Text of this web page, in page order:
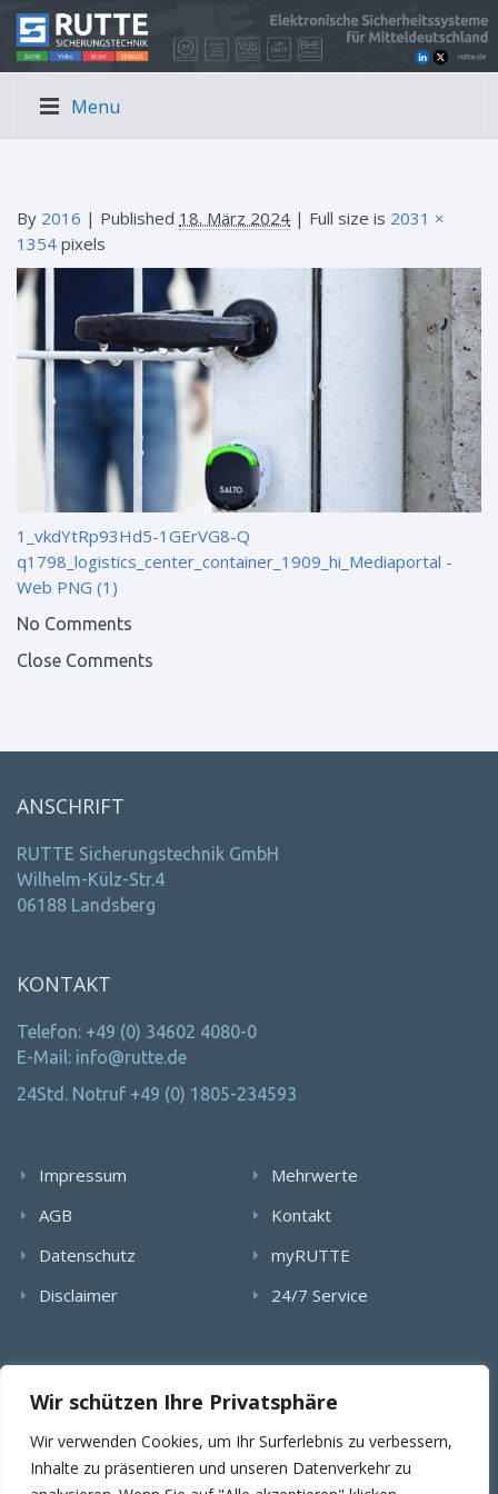
Wir schützen Ihre Privatsphäre
Wir verwenden Cookies, um Ihr Surferlebnis zu verbessern,
Inhalte zu präsentieren und unseren Datenverkehr zu
Menu
By 2016 | Published 18. März 2024 | Full size is 2031 ×
1354 pixels
1_vkdYtRp93Hd5-1GErVG8-Q
q1798_logistics_center_container_1909_hi_Mediaportal -
Web PNG (1)
No Comments
Close Comments
ANSCHRIFT
RUTTE Sicherungstechnik GmbH
Wilhelm-Külz-Str.4
06188 Landsberg
KONTAKT
Telefon: +49 (0) 34602 4080-0
E-Mail: info@rutte.de
24Std. Notruf +49 (0) 1805-234593
Impressum
AGB
Datenschutz
Disclaimer
Mehrwerte
Kontakt
myRUTTE
24/7 Service
Verlinkung von Bildern, textlichen Inhalten und Videos bedarf
der schriftlichen Genehmigung der RUTTE Sicherungstechnik